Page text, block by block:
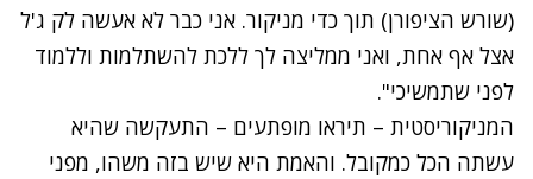
(שורש הציפורן) תוך כדי מניקור. אני כבר לא אעשה לק ג'ל
אצל אף אחת, ואני ממליצה לך ללכת להשתלמות וללמוד
לפני שתמשיכי".
המניקוריסטית – תיראו מופתעים – התעקשה שהיא
עשתה הכל כמקובל. והאמת היא שיש בזה משהו, מפני